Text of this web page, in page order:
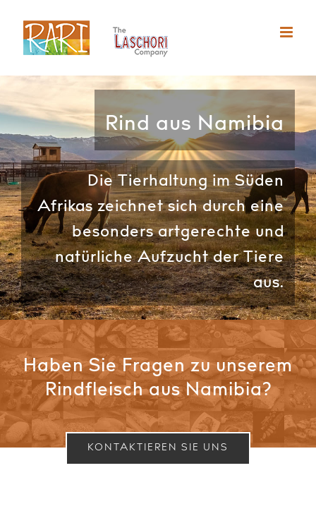
Inhalt
springen
Rind aus Namibia
Die Tierhaltung im Süden
Afrikas zeichnet sich durch eine
besonders artgerechte und
natürliche Aufzucht der Tiere
aus.
Haben Sie Fragen zu unserem
Rindfleisch aus Namibia?
KONTAKTIEREN SIE UNS